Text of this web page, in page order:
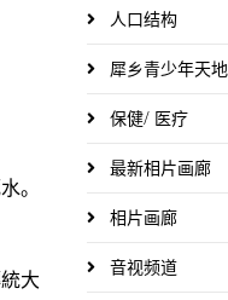
。
大
人口结构
犀乡青少年天地
保健/ 医疗
最新相片画廊
相片画廊
音视频道